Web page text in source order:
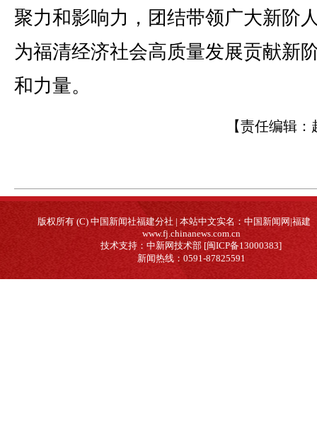
聚力和影响力，团结带领广大新阶
为福清经济社会高质量发展贡献新
和力量。
【责任编辑：
版权所有 (C) 中国新闻社福建分社 | 本站中文实名：中国新闻网|福建
www.fj.chinanews.com.cn
技术支持：中新网技术部 [闽ICP备13000383]
新闻热线：0591-87825591